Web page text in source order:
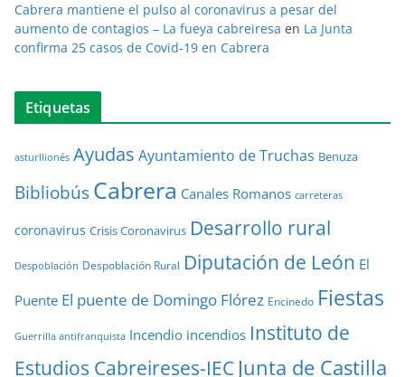
Cabrera mantiene el pulso al coronavirus a pesar del
aumento de contagios – La fueya cabreiresa en La Junta
confirma 25 casos de Covid-19 en Cabrera
Etiquetas
asturllionés Ayudas Ayuntamiento de Truchas Benuza
BibliobúsCabrera Canales Romanos carreteras
coronavirus Crisis Coronavirus Desarrollo rural
Despoblación Despoblación Rural Diputación de León El
Puente El puente de Domingo Flórez Encinedo Fiestas
Guerrilla antifranquista Incendio incendios Instituto de
Estudios Cabreireses-IEC Junta de Castilla